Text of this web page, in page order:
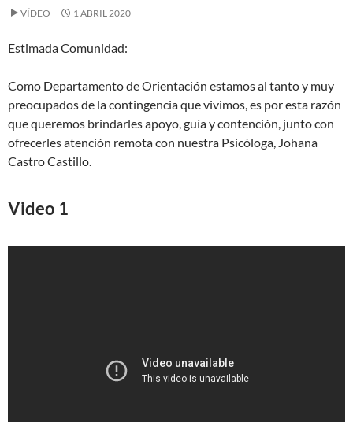
VÍDEO 1 ABRIL 2020
Estimada Comunidad:
Como Departamento de Orientación estamos al tanto y muy
preocupados de la contingencia que vivimos, es por esta razón
que queremos brindarles apoyo, guía y contención, junto con
ofrecerles atención remota con nuestra Psicóloga, Johana
Castro Castillo.
Video 1